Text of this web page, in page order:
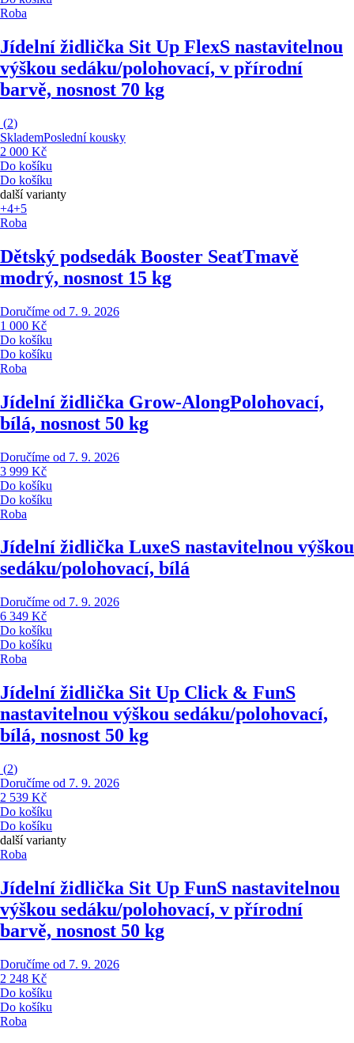
Roba
Jídelní židlička Sit Up FlexS nastavitelnou
výškou sedáku/polohovací, v přírodní
barvě, nosnost 70 kg
(2)
SklademPoslední kousky
2 000 Kč
Do košíku
Do košíku
další varianty
+4+5
Roba
Dětský podsedák Booster SeatTmavě
modrý, nosnost 15 kg
Doručíme od 7. 9. 2026
1 000 Kč
Do košíku
Do košíku
Roba
Jídelní židlička Grow-AlongPolohovací,
bílá, nosnost 50 kg
Doručíme od 7. 9. 2026
3 999 Kč
Do košíku
Do košíku
Roba
Jídelní židlička LuxeS nastavitelnou výškou
sedáku/polohovací, bílá
Doručíme od 7. 9. 2026
6 349 Kč
Do košíku
Do košíku
Roba
Jídelní židlička Sit Up Click & FunS
nastavitelnou výškou sedáku/polohovací,
bílá, nosnost 50 kg
(2)
Doručíme od 7. 9. 2026
2 539 Kč
Do košíku
Do košíku
další varianty
Roba
Jídelní židlička Sit Up FunS nastavitelnou
výškou sedáku/polohovací, v přírodní
barvě, nosnost 50 kg
Doručíme od 7. 9. 2026
2 248 Kč
Do košíku
Do košíku
Roba